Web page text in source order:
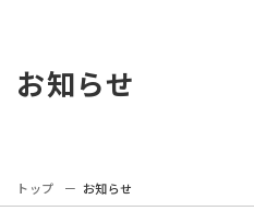
お知らせ
トップ お知らせ